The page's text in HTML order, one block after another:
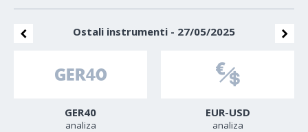
Ostali instrumenti - 27/05/2025
GER40
analiza
EUR-USD
analiza